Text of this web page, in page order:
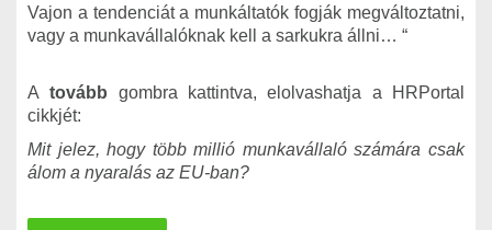
Vajon a tendenciát a munkáltatók fogják megváltoztatni,
vagy a munkavállalóknak kell a sarkukra állni… “
A tovább gombra kattintva, elolvashatja a HRPortal
cikkjét:
Mit jelez, hogy több millió munkavállaló számára csak
álom a nyaralás az EU-ban?